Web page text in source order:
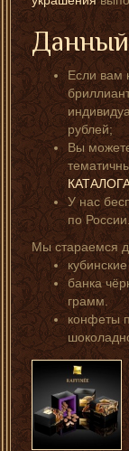
Данный
Если вам
рублей;
Вы
У нас
по
Мы стараемся
банка
грамм.
конфеты